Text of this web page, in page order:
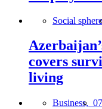
Social
covers
living
Business,